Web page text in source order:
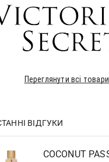
Переглянути всі товари
ВІДГУКИ